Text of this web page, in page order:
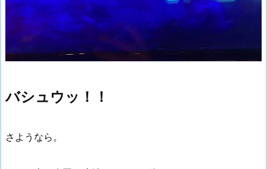
バシュウッ！！
さようなら。